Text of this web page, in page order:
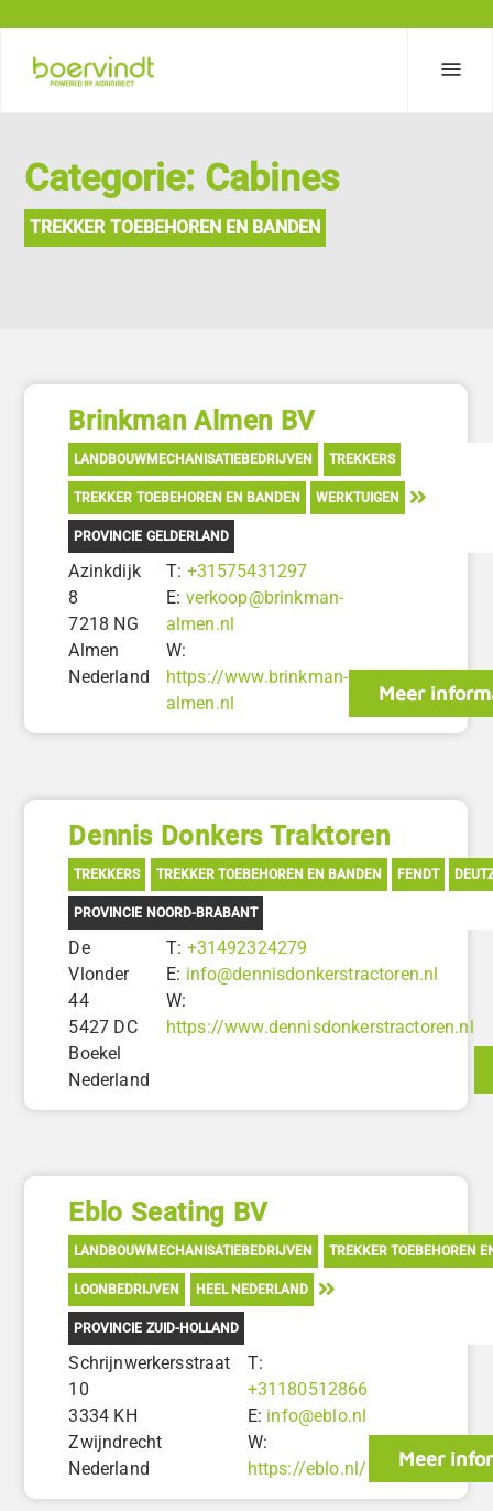
Categorie: Cabines
TREKKER TOEBEHOREN EN BANDEN
Brinkman Almen BV
LANDBOUWMECHANISATIEBEDRIJVEN TREKKERS
TREKKER TOEBEHOREN EN BANDEN WERKTUIGEN
PROVINCIE GELDERLAND
Azinkdijk
8
7218 NG
Almen
Nederland
T: +31575431297
E: verkoop@brinkman-
almen.nl
W:
https://www.brinkman-
almen.nl
Meer
Dennis Donkers Traktoren
TREKKERS TREKKER TOEBEHOREN EN BANDEN FENDT
PROVINCIE NOORD-BRABANT
De
Vlonder
44
5427 DC
Boekel
Nederland
T: +31492324279
E: info@dennisdonkerstractoren.nl
W:
https://www.dennisdonkerstractoren.nl
Eblo Seating BV
LANDBOUWMECHANISATIEBEDRIJVEN TREKKER TOEBEHOREN
LOONBEDRIJVEN HEEL NEDERLAND
PROVINCIE ZUID-HOLLAND
Schrijnwerkersstraat
10
3334 KH
Zwijndrecht
Nederland
T:
+31180512866
E: info@eblo.nl
W:
https://eblo.nl/
Meer